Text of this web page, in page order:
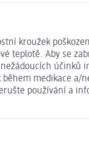
kroužek
teplotě. Aby se
medikace
používání a